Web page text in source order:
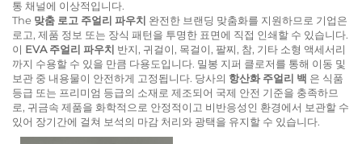
통 채널에 이상적입니다.
The 맞춤 로고 주얼리 파우치 완전한 브랜딩 맞춤화를 지원하므로 기업은
로고, 제품 정보 또는 장식 패턴을 투명한 표면에 직접 인쇄할 수 있습니다.
이 EVA 주얼리 파우치 반지, 귀걸이, 목걸이, 팔찌, 참, 기타 소형 액세서리
까지 수용할 수 있을 만큼 다용도입니다. 밀봉 지퍼 클로저를 통해 이동 및
보관 중 내용물이 안전하게 고정됩니다. 당사의 항산화 주얼리 백 은 식품
등급 또는 프리미엄 등급의 소재로 제조되어 국제 안전 기준을 충족하므
로, 귀금속 제품을 화학적으로 안정적이고 비반응성인 환경에서 보관할 수
있어 장기간에 걸쳐 보석의 마감 처리와 광택을 유지할 수 있습니다.